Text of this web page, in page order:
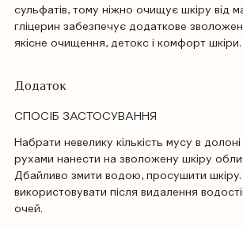
сульфатів, тому ніжно очищує шкіру від
гліцерин забезпечує додаткове
якісне очищення, детокс і комфорт шкіри.
Додаток
СПОСІБ ЗАСТОСУВАННЯ
Набрати невелику кількість мусу в
рухами нанести на зволожену шкіру
Дбайливо змити водою, просушити
використовувати після видалення
очей.